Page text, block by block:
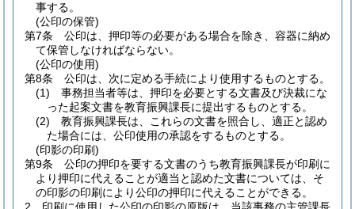
事する。
(公印の保管)
第7条
公印は、押印等の必要がある場合を除き、容器に納め
て保管しなければならない。
(公印の使用)
第8条
公印は、次に定める手続により使用するものとする。
(1)
事務担当者等は、押印を必要とする文書及び決裁にな
った起案文書を教育振興課長に提出するものとする。
(2)
教育振興課長は、これらの文書を照合し、適正と認め
た場合には、公印使用の承認をするものとする。
(印影の印刷)
第9条
公印の押印を要する文書のうち教育振興課長が印刷に
より押印に代えることが適当と認めた文書については、そ
の印影の印刷により公印の押印に代えることができる。